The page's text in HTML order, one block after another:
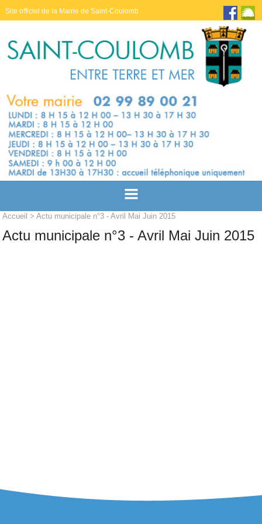
Site officiel de la Mairie de Saint-Coulomb
Accueil > Actu municipale n°3 - Avril Mai Juin 2015
Actu municipale n°3 - Avril Mai Juin 2015